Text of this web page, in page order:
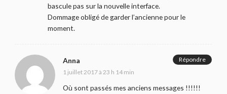
bascule pas sur la nouvelle interface.
Dommage obligé de garder l’ancienne pour le
moment.
Anna
1 juillet 2017 à 23 h 14 min
Où sont passés mes anciens messages !!!!!!
Répondre